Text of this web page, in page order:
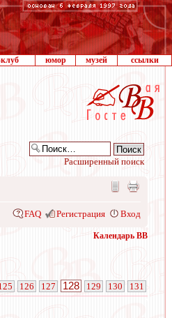
юмор музей ссылки
Расширенный поиск
FAQ Регистрация Вход
Календарь ВВ
126 127 128 129 130 131